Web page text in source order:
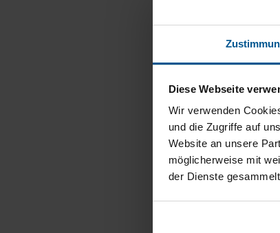
Diese Webseite
Wir verwenden
und die Zugriffe auf
Website an unsere
möglicherweise mit
der Dienste